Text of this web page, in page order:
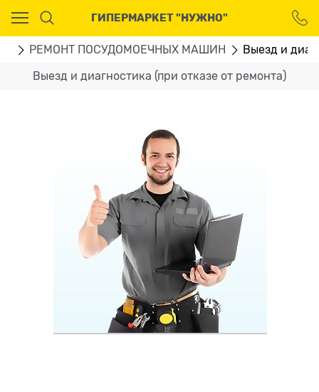
ГИПЕРМАРКЕТ "НУЖНО"
РЕМОНТ ПОСУДОМОЕЧНЫХ МАШИН Выезд и
Выезд и диагностика (при отказе от ремонта)
Ваш город - Москва,
угадали?
ДА НЕТ